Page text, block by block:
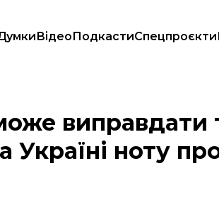
ВідеоПодкастиСпецпроєкти
оголосила Україні ноту протесту через
виправдати
Україні ноту